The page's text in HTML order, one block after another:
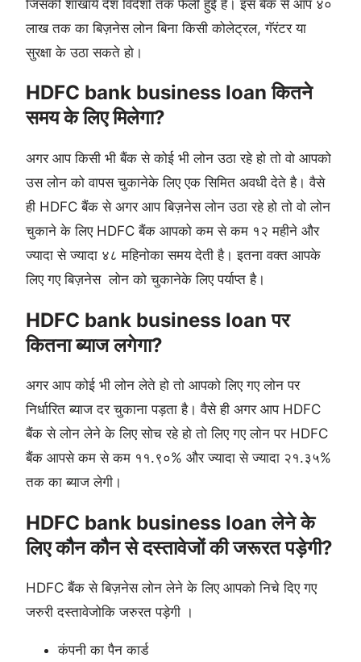
जिसकी शाखाये देश विदेशो तक फैली हुई है। इस बैंक से आप ४०
लाख तक का बिज़नेस लोन बिना किसी कोलेट्रल, गॅरंटर या
सुरक्षा के उठा सकते हो।
HDFC bank business loan कितने
समय के लिए मिलेगा?
अगर आप किसी भी बैंक से कोई भी लोन उठा रहे हो तो वो आपको
उस लोन को वापस चुकानेके लिए एक सिमित अवधी देते है। वैसे
ही HDFC बैंक से अगर आप बिज़नेस लोन उठा रहे हो तो वो लोन
चुकाने के लिए HDFC बैंक आपको कम से कम १२ महीने और
ज्यादा से ज्यादा ४८ महिनोका समय देती है। इतना वक्त आपके
लिए गए बिज़नेस लोन को चुकानेके लिए पर्याप्त है।
HDFC bank business loan पर
कितना ब्याज लगेगा?
अगर आप कोई भी लोन लेते हो तो आपको लिए गए लोन पर
निर्धारित ब्याज दर चुकाना पड़ता है। वैसे ही अगर आप HDFC
बैंक से लोन लेने के लिए सोच रहे हो तो लिए गए लोन पर HDFC
बैंक आपसे कम से कम ११.९०% और ज्यादा से ज्यादा २१.३५%
तक का ब्याज लेगी।
HDFC bank business loan लेने के
लिए कौन कौन से दस्तावेजों की जरूरत पड़ेगी?
HDFC बैंक से बिज़नेस लोन लेने के लिए आपको निचे दिए गए
जरुरी दस्तावेजोकि जरुरत पड़ेगी ।
कंपनी का पैन कार्ड